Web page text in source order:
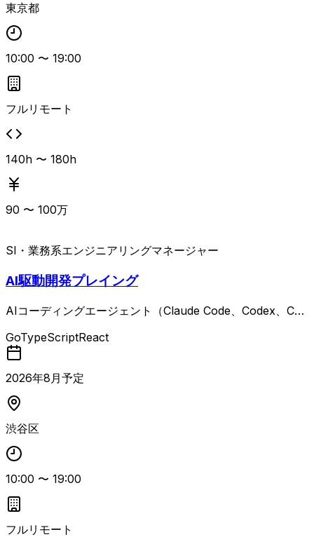
ックリードと連携し、プロダクト開発の方向性と実現可能性
を検討しながら、機能開発・技術的負債解消・技術投資のバ
ランスを考慮した開発ロードマップを策定し、その実現を主
導します。 現場の技術課題に対してエンジニアと議論しな
がら課題解決を促し、AI駆動開発を前提としたチーム運営
を行うことで、メンバーが開発に集中できる環境を整備しま
す。 開発チームの機能デリバリー責任者として、チーム全
AI駆動開発のチーム導入・浸透経験、複雑なドメインモデ
マネジメント経験、プロダクトオーナー経験が挙げられてい
ます。
東京都
10:00 〜 19:00
フルリモート
140h 〜 180h
90 〜 100万
SI・業務系エンジニアリングマネージャー
AI駆動開発プレイング
AIコーディングエージェント（Claude Code、Codex、Cur
業領域のWebサービス開発においてプレイングマネージャ
ーとして参画いただく案件。 要件定義〜設計〜開発〜テス
ト〜運用まで一通りの工程を理解し、自ら実装・レビュー・
障害対応を行いつつ、開発チームをリードしていただきま
す。 具体的には、 AIコーディングエージェントを自ら活用
をリードする タスク管理・進捗管理・アサインメントなど
基本的な統率はAIやツールに委ね、人間の判断が必要な意
思決定や調整にリソースを集中する プロダクト開発の方向
性と実現可能性をプロダクトマネージャーやUXデザイナ
ー、各分野のテックリードと協議検討する 現場の技術課題
に対して、エンジニアと議論し課題解決を促す 機能開発・
負債解消・技術投資のバランスを考慮した開発ロードマップ
GoTypeScriptReact
2026年8 月予定
渋谷区
10:00 〜 19:00
フルリモート